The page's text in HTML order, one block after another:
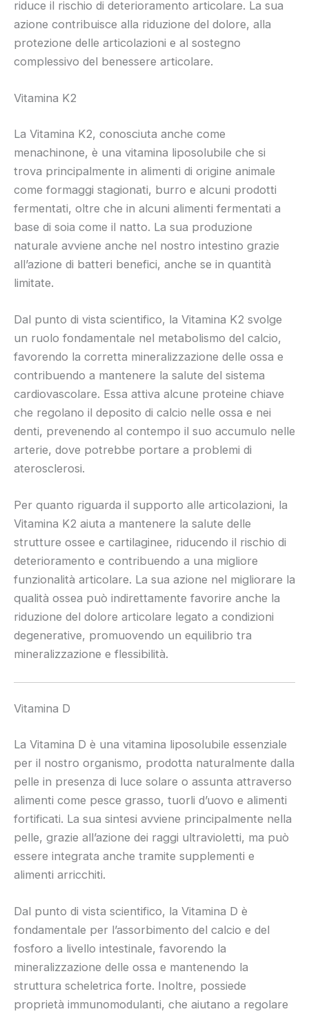
riduce il rischio di deterioramento articolare. La sua
azione contribuisce alla riduzione del dolore, alla
protezione delle articolazioni e al sostegno
complessivo del benessere articolare.
Vitamina K2
La Vitamina K2, conosciuta anche come
menachinone, è una vitamina liposolubile che si
trova principalmente in alimenti di origine animale
come formaggi stagionati, burro e alcuni prodotti
fermentati, oltre che in alcuni alimenti fermentati a
base di soia come il natto. La sua produzione
naturale avviene anche nel nostro intestino grazie
all’azione di batteri benefici, anche se in quantità
limitate.
Dal punto di vista scientifico, la Vitamina K2 svolge
un ruolo fondamentale nel metabolismo del calcio,
favorendo la corretta mineralizzazione delle ossa e
contribuendo a mantenere la salute del sistema
cardiovascolare. Essa attiva alcune proteine chiave
che regolano il deposito di calcio nelle ossa e nei
denti, prevenendo al contempo il suo accumulo nelle
arterie, dove potrebbe portare a problemi di
aterosclerosi.
Per quanto riguarda il supporto alle articolazioni, la
Vitamina K2 aiuta a mantenere la salute delle
strutture ossee e cartilaginee, riducendo il rischio di
deterioramento e contribuendo a una migliore
funzionalità articolare. La sua azione nel migliorare la
qualità ossea può indirettamente favorire anche la
riduzione del dolore articolare legato a condizioni
degenerative, promuovendo un equilibrio tra
mineralizzazione e flessibilità.
Vitamina D
La Vitamina D è una vitamina liposolubile essenziale
per il nostro organismo, prodotta naturalmente dalla
pelle in presenza di luce solare o assunta attraverso
alimenti come pesce grasso, tuorli d’uovo e alimenti
fortificati. La sua sintesi avviene principalmente nella
pelle, grazie all’azione dei raggi ultravioletti, ma può
essere integrata anche tramite supplementi e
alimenti arricchiti.
Dal punto di vista scientifico, la Vitamina D è
fondamentale per l’assorbimento del calcio e del
fosforo a livello intestinale, favorendo la
mineralizzazione delle ossa e mantenendo la
struttura scheletrica forte. Inoltre, possiede
proprietà immunomodulanti, che aiutano a regolare